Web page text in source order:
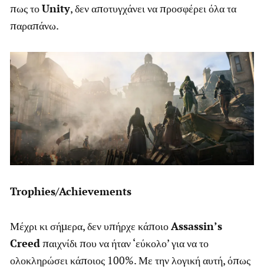
πως τοUnity, δεν αποτυγχάνει να προσφέρει όλα τα
παραπάνω.
Trophies/Achievements
Μέχρι κι σήμερα, δεν υπήρχε κάποιοAssassin’s
Creedπαιχνίδι που να ήταν ‘εύκολο’ για να το
ολοκληρώσει κάποιος 100%. Με την λογική αυτή, όπως